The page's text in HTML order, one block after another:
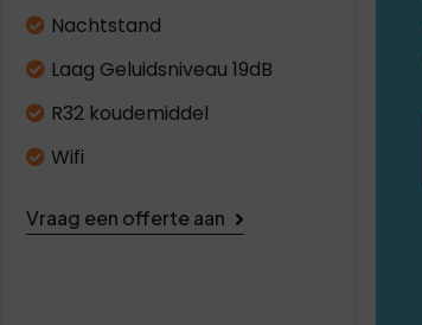
Nachtstand
Laag Geluidsniveau 19dB
R32 koudemiddel
Wifi
Vraag een offerte aan